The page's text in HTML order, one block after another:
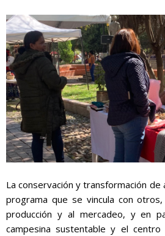
La conservación y transformación
programa que se vincula con
producción y al mercadeo, y en
campesina sustentable y el